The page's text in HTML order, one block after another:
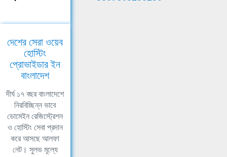
দেশের সেরা ওয়েব
হোস্টিং
প্রোভাইডার ইন
বাংলাদেশ
দীর্ঘ ১৭ বছর বাংলাদেশে
নিরবিচ্ছিন্ন ভাবে
ডোমেইন রেজিস্ট্রেশন
ও হোস্টিং সেবা প্রদান
করে আসছে আলফা
নেট। সুলভ মূল্যে